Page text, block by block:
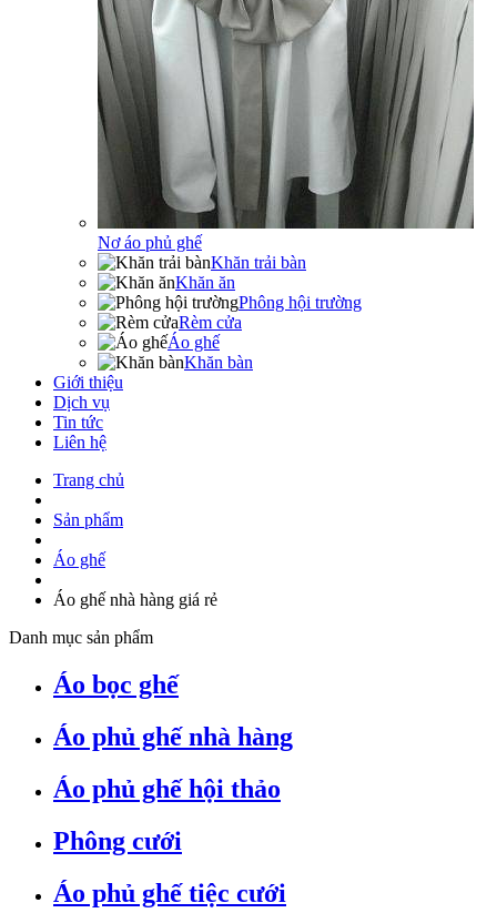
Nơ áo phủ ghế
Khăn trải bàn
Khăn ăn
Phông hội trường
Rèm cửa
Áo ghế
Khăn bàn
Giới thiệu
Dịch vụ
Tin tức
Liên hệ
Trang chủ
Sản phẩm
Áo ghế
Áo ghế nhà hàng giá rẻ
Danh mục sản phẩm
Áo bọc ghế
Áo phủ ghế nhà hàng
Áo phủ ghế hội thảo
Phông cưới
Áo phủ ghế tiệc cưới